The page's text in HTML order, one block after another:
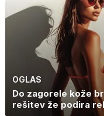
OGLAS
Do zagorele kože
rešitev že podira